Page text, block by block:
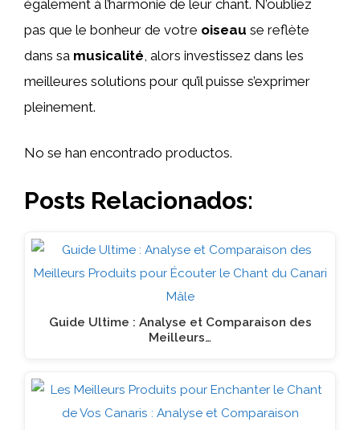
également à l’harmonie de leur chant. N’oubliez
pas que le bonheur de votre oiseau se reflète
dans sa musicalité , alors investissez dans les
meilleures solutions pour qu’il puisse s’exprimer
pleinement.
No se han encontrado productos.
Posts Relacionados:
Guide Ultime : Analyse et Comparaison des
Meilleurs…